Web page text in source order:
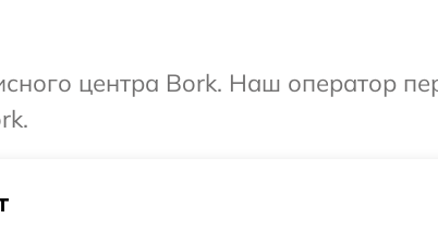
центра Bork. Наш оператор